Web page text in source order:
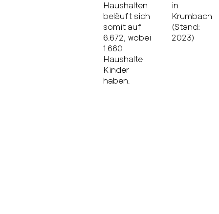
Haushalten
beläuft sich
somit auf
6.672, wobei
1.660
Haushalte
Kinder
haben.
in
Krumbach
(Stand:
2023)